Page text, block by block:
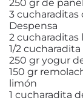
250 gr de
3 cucharaditas
Despensa
2
1/2
250 gr yogur
150 gr
limón
1 cucharadita